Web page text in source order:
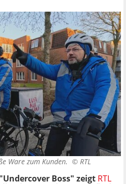
Ware zum Kunden. © RTL
Boss" zeigt RTL